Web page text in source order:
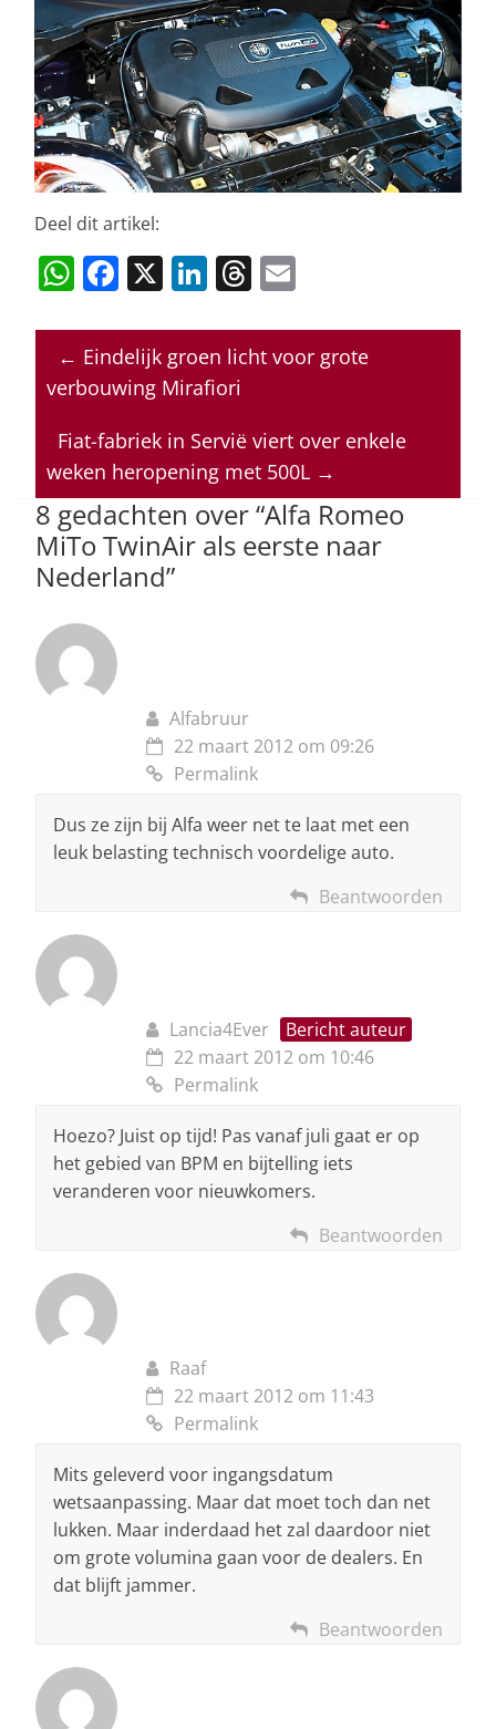
Deel dit artikel:
W
at
s
p
p
F
c
e
o
o
k
X Li
k
e
n
T
re
a
s
ai
l
← Eindelijk groen licht voor grote
verbouwing Mirafiori
Fiat-fabriek in Servië viert over enkele
weken heropening met 500L →
8 gedachten over “Alfa Romeo
MiTo TwinAir als eerste naar
Nederland”
Alfabruur
22 maart 2012 om 09:26
Permalink
Dus ze zijn bij Alfa weer net te laat met een
leuk belasting technisch voordelige auto.
Beantwoorden
Lancia4Ever
Bericht auteur
22 maart 2012 om 10:46
Permalink
Hoezo? Juist op tijd! Pas vanaf juli gaat er op
het gebied van BPM en bijtelling iets
veranderen voor nieuwkomers.
Beantwoorden
Raaf
22 maart 2012 om 11:43
Permalink
Mits geleverd voor ingangsdatum
wetsaanpassing. Maar dat moet toch dan net
lukken. Maar inderdaad het zal daardoor niet
om grote volumina gaan voor de dealers. En
dat blijft jammer.
Beantwoorden